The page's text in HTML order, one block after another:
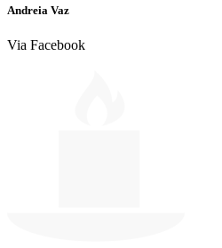
Andreia Vaz
Via Facebook